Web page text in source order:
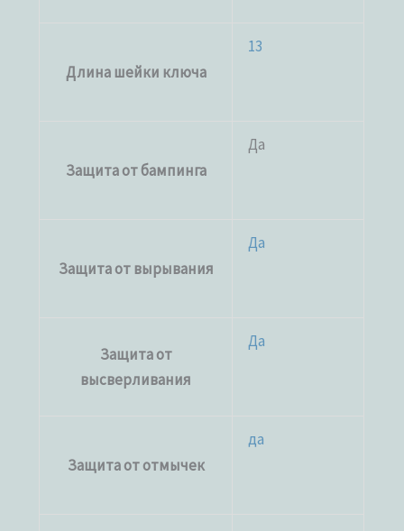
Длина шейки ключа
13
Защита от бампинга
Да
Защита от вырывания
Да
Защита от
высверливания
Да
Защита от отмычек
да